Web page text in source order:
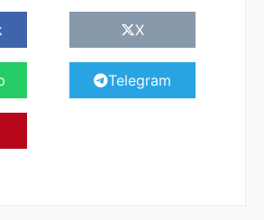
X
Telegram